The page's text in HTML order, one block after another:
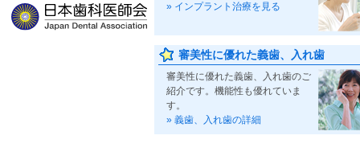
» インプラント治療を見る
審美性に優れた義歯、入れ歯
審美性に優れた義歯、入れ歯のご
紹介です。機能性も優れていま
す。
» 義歯、入れ歯の詳細